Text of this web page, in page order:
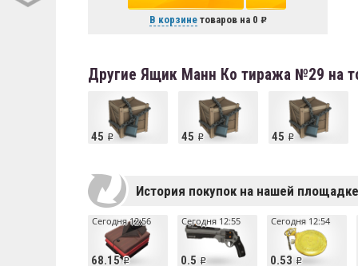
В корзинетоваров на 0
Другие Ящик Манн Ко тиража №29 на
45 45 45
История покупок на нашей площадке
68.15
Сегодня 12:56
0.5
Сегодня 12:55
0.53
Сегодня 12:54